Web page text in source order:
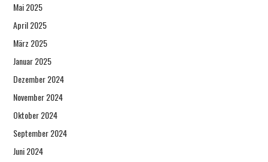
Mai 2025
April 2025
März 2025
Januar 2025
Dezember 2024
November 2024
Oktober 2024
September 2024
Juni 2024